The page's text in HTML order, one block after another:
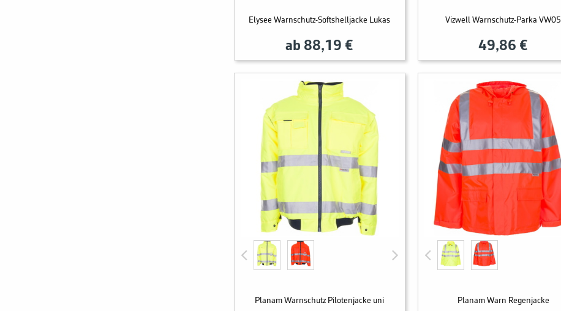
Elysee Warnschutz-Softshelljacke Lukas
ab 88,19 €
Vizwell Warnschutz-Parka VW05
49,86 €
Planam Warnschutz Pilotenjacke uni Planam Warn Regenjacke